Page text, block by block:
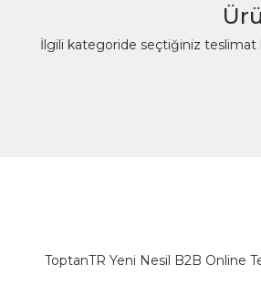
İlgili kategoride seçtiğiniz teslimat
ToptanTR Yeni Nesil B2B Online